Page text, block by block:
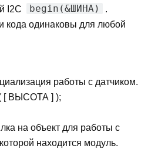
I2C
begin(&ШИНА)
.
кода одинаковы для любой
работы с датчиком.
[ ВЫСОТА ] );
на объект для работы с
находится модуль.